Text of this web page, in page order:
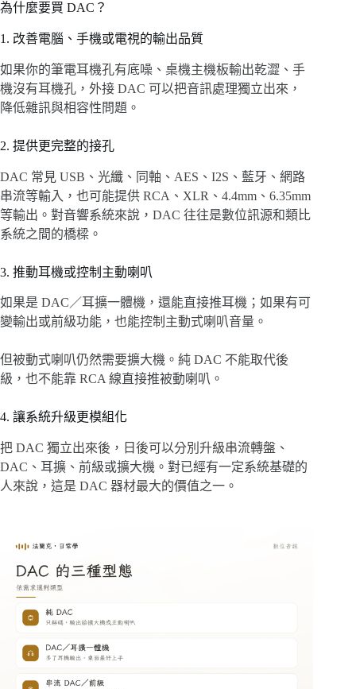
為什麼要買 DAC？
1. 改善電腦、手機或電視的輸出品質
如果你的筆電耳機孔有底噪、桌機主機板輸出乾澀、手
機沒有耳機孔，外接 DAC 可以把音訊處理獨立出來，
降低雜訊與相容性問題。
2. 提供更完整的接孔
DAC 常見 USB、光纖、同軸、AES、I2S、藍牙、網路
串流等輸入，也可能提供 RCA、XLR、4.4mm、6.35mm
等輸出。對音響系統來說，DAC 往往是數位訊源和類比
系統之間的橋樑。
3. 推動耳機或控制主動喇叭
如果是 DAC／耳擴一體機，還能直接推耳機；如果有可
變輸出或前級功能，也能控制主動式喇叭音量。
但被動式喇叭仍然需要擴大機。純 DAC 不能取代後
級，也不能靠 RCA 線直接推被動喇叭。
4. 讓系統升級更模組化
把 DAC 獨立出來後，日後可以分別升級串流轉盤、
DAC、耳擴、前級或擴大機。對已經有一定系統基礎的
人來說，這是 DAC 器材最大的價值之一。